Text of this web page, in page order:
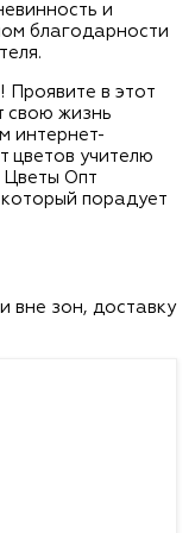
и
благодарности
Проявите в этот
свою жизнь
интернет-
цветов учителю
Опт
порадует
вне зон, доставку